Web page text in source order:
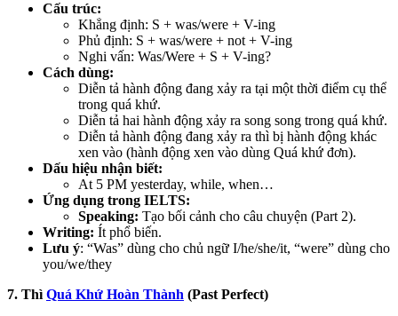
Cấu trúc:
Khẳng định: S + was/were + V-ing
Phủ định: S + was/were + not + V-ing
Nghi vấn: Was/Were + S + V-ing?
Cách dùng:
Diễn tả hành động đang xảy ra tại một thời điểm cụ thể
trong quá khứ.
Diễn tả hai hành động xảy ra song song trong quá khứ.
Diễn tả hành động đang xảy ra thì bị hành động khác
xen vào (hành động xen vào dùng Quá khứ đơn).
Dấu hiệu nhận biết:
At 5 PM yesterday, while, when…
Ứng dụng trong IELTS:
Speaking: Tạo bối cảnh cho câu chuyện (Part 2).
Writing: Ít phổ biến.
Lưu ý: “Was” dùng cho chủ ngữ I/he/she/it, “were” dùng cho
you/we/they
7. Thì Quá Khứ Hoàn Thành (Past Perfect)